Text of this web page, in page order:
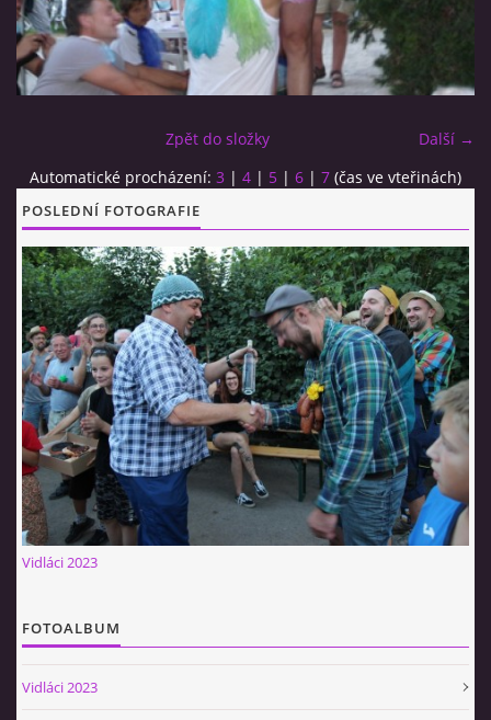
VIDLÁCKÝ VÍCEBOJ 2020 - VIDEO
CO SI U NÁS DÁTE?
FOTOALBUM
CESTA KOLEM SVĚTA 2014 - VIDEO
VIDLÁCKÝ VÍCEBOJ 2023
CENÍK
Další →
Zpět do složky
Automatické procházení: 3 | 4 | 5 | 6 | 7 (čas ve vteřinách)
POSLEDNÍ FOTOGRAFIE
Vidláci 2023
FOTOALBUM
Vidláci 2023